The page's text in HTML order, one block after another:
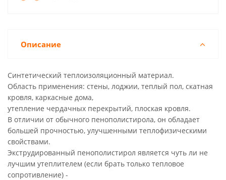
Описание
Синтетический теплоизоляционный материал.
Область применения: стены, лоджии, теплый пол, скатная
кровля, каркасные дома,
утепление чердачных перекрытий, плоская кровля.
В отличии от обычного пенополистирола, он обладает
большей прочностью, улучшенными теплофизическими
свойствами.
Экструдированный пенополистирол является чуть ли не
лучшим утеплителем (если брать только тепловое
сопротивление) -